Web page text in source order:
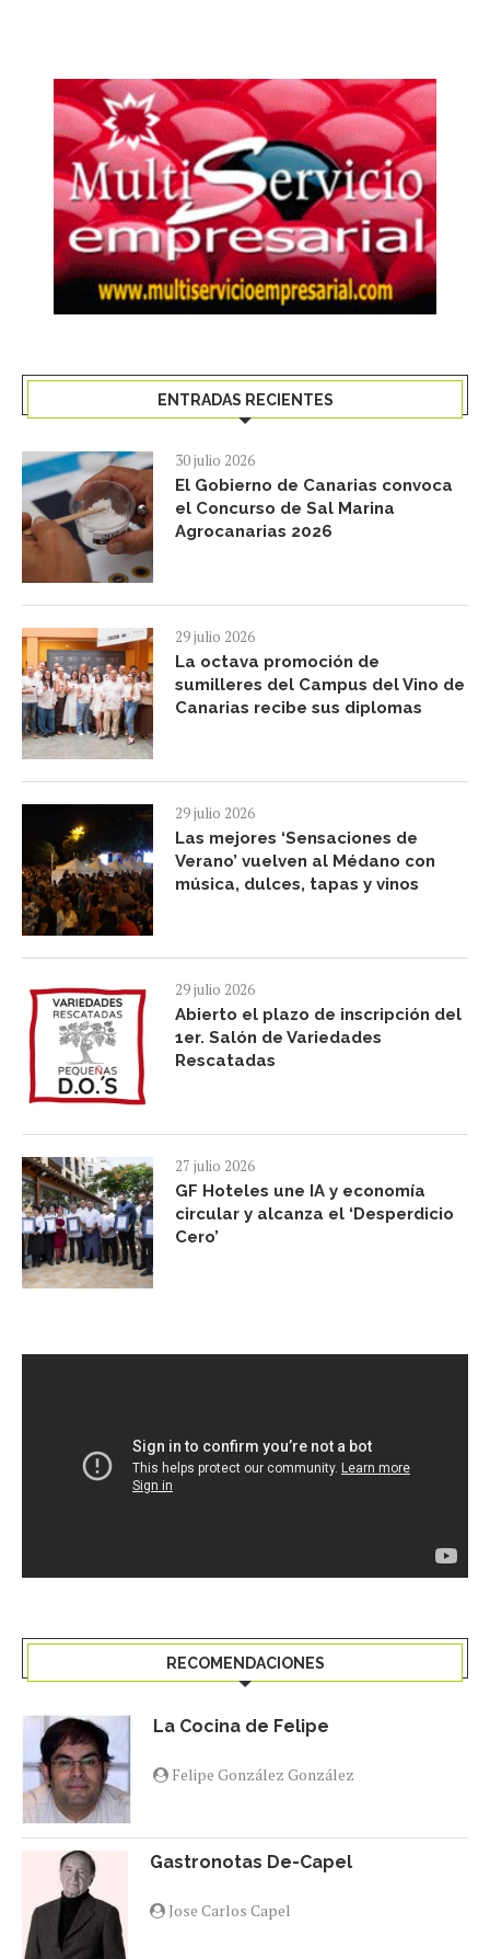
ENTRADAS RECIENTES
30 julio 2026
El Gobierno de Canarias convoca
el Concurso de Sal Marina
Agrocanarias 2026
29 julio 2026
La octava promoción de
sumilleres del Campus del Vino de
Canarias recibe sus diplomas
29 julio 2026
Las mejores ‘Sensaciones de
Verano’ vuelven al Médano con
música, dulces, tapas y vinos
29 julio 2026
Abierto el plazo de inscripción del
1er. Salón de Variedades
Rescatadas
27 julio 2026
GF Hoteles une IA y economía
circular y alcanza el ‘Desperdicio
Cero’
RECOMENDACIONES
La Cocina de Felipe
Felipe González González
Gastronotas De-Capel
Jose Carlos Capel